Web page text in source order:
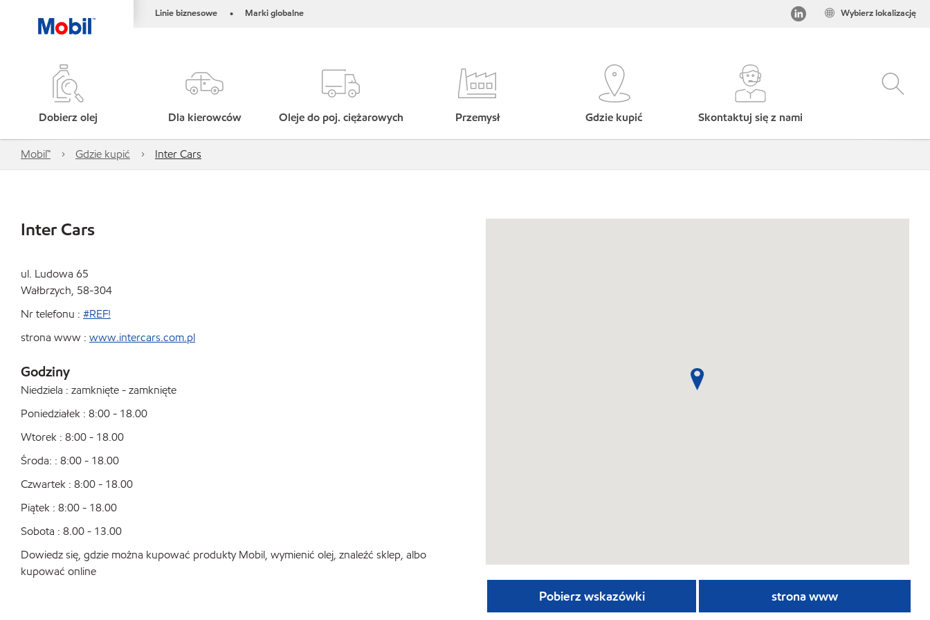
Linie biznesowe • Marki globalne Wybierz lokalizację
Dobierz olej Dla kierowców Oleje do poj. ciężarowych Przemysł Gdzie kupić Skontaktuj się z nami
Mobil™ Gdzie kupić Inter Cars
Inter Cars
ul. Ludowa 65
Wałbrzych, 58-304
Nr telefonu : #REF!
strona www : www.intercars.com.pl
Godziny
Niedziela : zamknięte - zamknięte
Poniedziałek : 8:00 - 18.00
Wtorek : 8:00 - 18.00
Środa: : 8:00 - 18.00
Czwartek : 8:00 - 18.00
Piątek : 8:00 - 18.00
Sobota : 8.00 - 13.00
Dowiedz się, gdzie można kupować produkty Mobil, wymienić olej, znaleźć sklep, albo
kupować online
Pobierz wskazówki strona www